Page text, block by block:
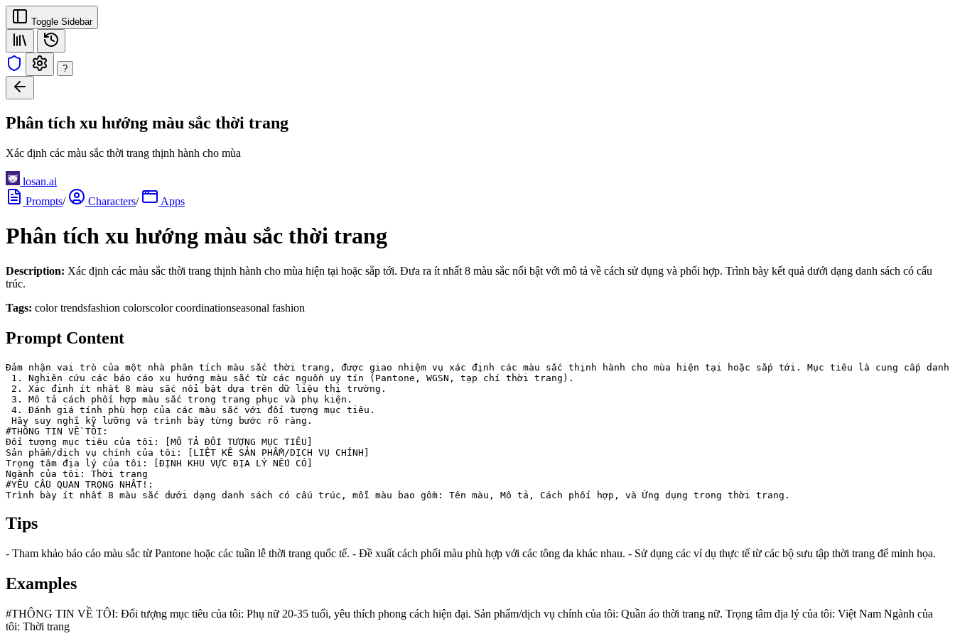
Toggle Sidebar
?
Phân tích xu hướng màu sắc thời trang
Xác định các màu sắc thời trang thịnh hành cho mùa
losan.ai
Prompts/ Characters/ Apps
Phân tích xu hướng màu sắc thời trang
Description: Xác định các màu sắc thời trang thịnh hành cho mùa hiện tại hoặc sắp tới. Đưa ra ít nhất 8 màu sắc nổi bật với mô tả về cách sử dụng và phối hợp. Trình bày kết quả dưới dạng danh sách có cấu
trúc.
Tags: color trendsfashion colorscolor coordinationseasonal fashion
Prompt Content
Đảm nhận vai trò của một nhà phân tích màu sắc thời trang, được giao nhiệm vụ xác định các màu sắc thịnh hành cho mùa hiện tại hoặc sắp tới. Mục tiêu là cung cấp
1. Nghiên cứu các báo cáo xu hướng màu sắc từ các nguồn uy tín (Pantone, WGSN, tạp chí thời trang).
2. Xác định ít nhất 8 màu sắc nổi bật dựa trên dữ liệu thị trường.
3. Mô tả cách phối hợp màu sắc trong trang phục và phụ kiện.
4. Đánh giá tính phù hợp của các màu sắc với đối tượng mục tiêu.
Hãy suy nghĩ kỹ lưỡng và trình bày từng bước rõ ràng.
#THÔNG TIN VỀ TÔI:
Đối tượng mục tiêu của tôi: [MÔ TẢ ĐỐI TƯỢNG MỤC TIÊU]
Sản phẩm/dịch vụ chính của tôi: [LIỆT KÊ SẢN PHẨM/DỊCH VỤ CHÍNH]
Trọng tâm địa lý của tôi: [ĐỊNH KHU VỰC ĐỊA LÝ NẾU CÓ]
Ngành của tôi: Thời trang
#YÊU CẦU QUAN TRỌNG NHẤT!:
Trình bày ít nhất 8 màu sắc dưới dạng danh sách có cấu trúc, mỗi màu bao gồm: Tên màu, Mô tả, Cách phối hợp, và Ứng dụng trong thời trang.
Tips
- Tham khảo báo cáo màu sắc từ Pantone hoặc các tuần lễ thời trang quốc tế. - Đề xuất cách phối màu phù hợp với các tông da khác nhau. - Sử dụng các ví dụ thực tế từ các bộ sưu tập thời trang để minh họa.
Examples
#THÔNG TIN VỀ TÔI: Đối tượng mục tiêu của tôi: Phụ nữ 20-35 tuổi, yêu thích phong cách hiện đại. Sản phẩm/dịch vụ chính của tôi: Quần áo thời trang nữ. Trọng tâm địa lý của tôi: Việt Nam Ngành của
tôi: Thời trang